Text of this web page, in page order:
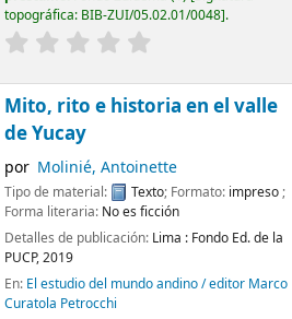
topográfica: BIB-ZUI/05.02.01/0048 .
Mito, rito e historia en el valle
de Yucay
por Molinié, Antoinette
Tipo de material: Texto; Formato: impreso;
Forma literaria: No es ficción
Detalles de publicación: Lima : Fondo Ed. de la
PUCP,2019
En: El estudio del mundo andino / editor Marco
Curatola Petrocchi